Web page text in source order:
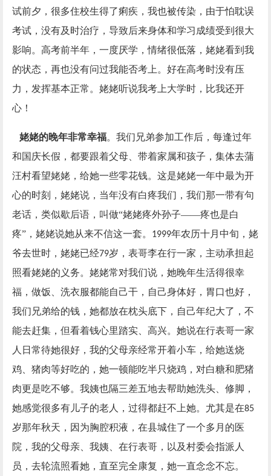
试前夕，很多住校生得了痢疾，我也被传染，由于怕耽误
考试，没有及时治疗，导致后来身体和学习成绩受到很大
影响。高考前半年，一度厌学，情绪很低落，姥姥看到我
的状态，再也没有问过我能否考上。好在高考时没有压
力，发挥基本正常。姥姥听说我考上大学时，比我还开
心！
姥姥的晚年非常幸福。我们兄弟参加工作后，每逢过年
和国庆长假，都要跟着父母、带着家属和孩子，集体去蒲
汪村看望姥姥，给她一些零花钱。这是姥姥一年中最为开
心的时刻，姥姥说，当年没有白疼我们，我们那一带有句
老话，类似歇后语，叫做“姥姥疼外孙子——疼也是白
疼”，姥姥说她从来不信这一套。 1999年农历十月中旬，姥
爷去世时，姥姥已经79岁，表哥李在行一家，主动承担起
照看姥姥的义务。姥姥常对我们说，她晚年生活得很幸
福，做饭、洗衣服都能自己干，自己身体好，胃口也好，
我们兄弟给的钱，她都放在枕头底下，自己年纪大了，不
能去赶集，但看着钱心里踏实、高兴。她说在行表哥一家
人日常待她很好，我的父母亲经常开着小车，给她送烧
鸡、猪肉等好吃的，她一顿能吃半只烧鸡，对白糖和肥猪
肉更是吃不够。我姨也隔三差五地去帮助她洗头、修脚，
她感觉很多有儿子的老人，过得都赶不上她。尤其是在85
岁那年秋天，因为胸腔积液，在县城住了一个多月的医
院，我的父母亲、我姨、在行表哥，以及村委会指派人
员，去轮流照看她，直至完全康复，她一直念念不忘。